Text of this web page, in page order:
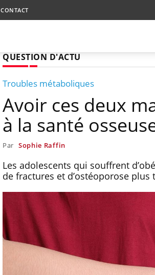
CONTACT
QUESTION D'ACTU
Troubles métaboliques
Avoir ces deux
à la santé
Par Sophie Raffin
Les adolescents qui souffrent
de fractures et d’ostéoporose plus